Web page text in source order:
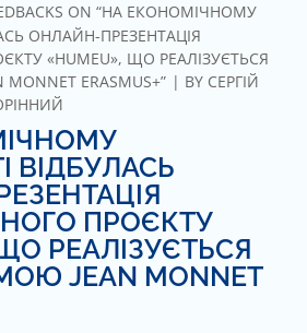
ON “НА ЕКОНОМІЧНОМУ
ОНЛАЙН-ПРЕЗЕНТАЦІЯ
«HUMEU», ЩО РЕАЛІЗУЄТЬСЯ
ERASMUS+”
BY СЕРГІЙ
ВІДБУЛАСЬ
ПРОЄКТУ
РЕАЛІЗУЄТЬСЯ
JEAN MONNET